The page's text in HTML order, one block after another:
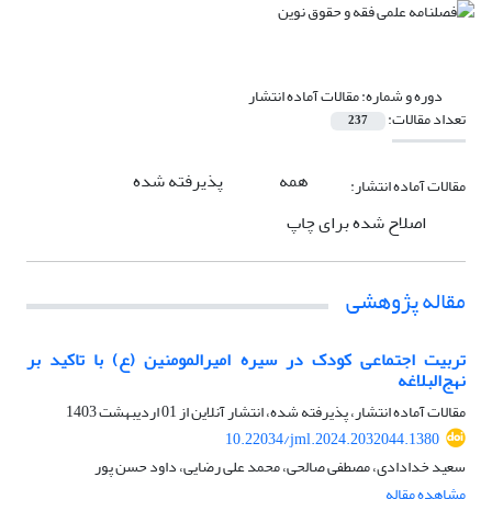
دوره و شماره:مقالات آماده انتشار
تعداد مقالات: 237
مقالات آماده انتشار: همه
پذیرفته شده
اصلاح شده برای چاپ
مقاله پژوهشی
تربیت اجتماعی کودک در سیره امیرالمومنین (ع) با تاکید بر
نهج‌البلاغه
مقالات آماده انتشار، پذیرفته شده، انتشار آنلاین از01 اردیبهشت 1403
10.22034/jml.2024.2032044.1380
سعید خدادادی، مصطفی صالحی، محمد علی رضایی، داود حسن پور
مشاهده مقاله